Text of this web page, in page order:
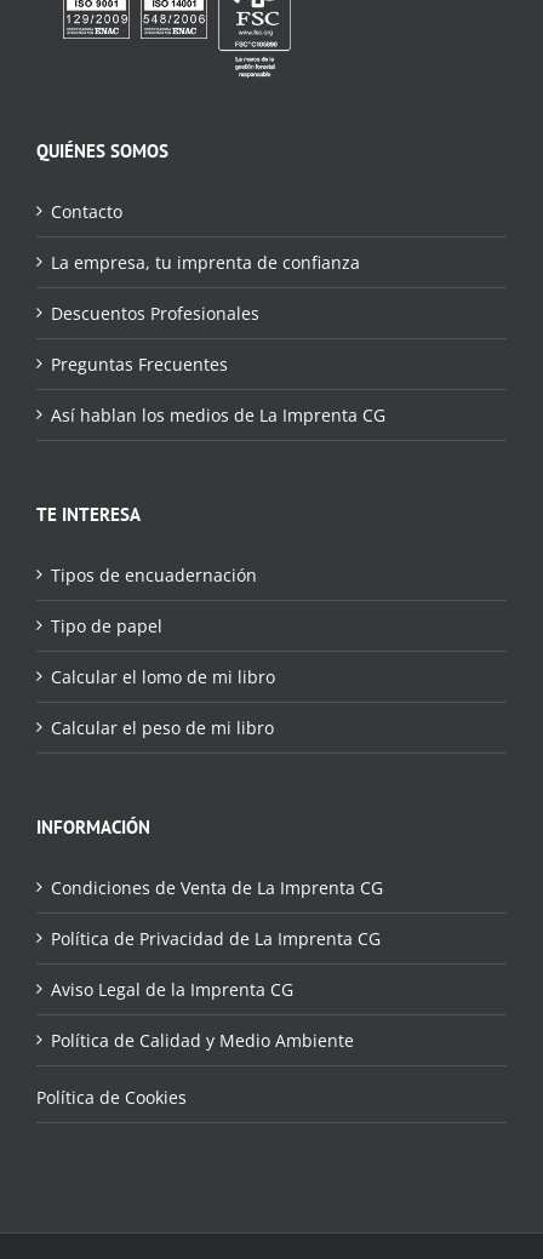
QUIÉNES SOMOS
Contacto
La empresa, tu imprenta de confianza
Descuentos Profesionales
Preguntas Frecuentes
Así hablan los medios de La Imprenta CG
TE INTERESA
Tipos de encuadernación
Tipo de papel
Calcular el lomo de mi libro
Calcular el peso de mi libro
INFORMACIÓN
Condiciones de Venta de La Imprenta CG
Política de Privacidad de La Imprenta CG
Aviso Legal de la Imprenta CG
Política de Calidad y Medio Ambiente
Política de Cookies